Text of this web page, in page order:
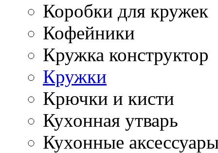
Коробки для кружек
Кофейники
Кружка конструктор
Кружки
Крючки и кисти
Кухонная утварь
Кухонные